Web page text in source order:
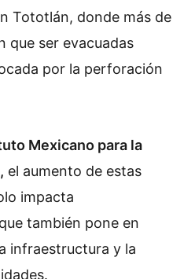
Tototlán, donde más de
que ser evacuadas
por la perforación
Mexicano para la
el aumento de estas
impacta
también pone en
infraestructura y la